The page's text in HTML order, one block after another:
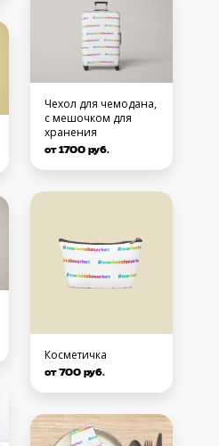
Чехол для чемодана,
с мешочком для
хранения
от 1700 руб.
Косметичка
от 700 руб.